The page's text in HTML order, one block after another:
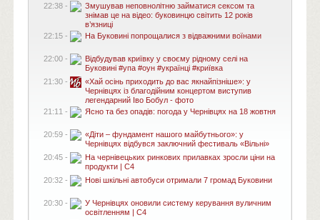
22:38 -
Змушував неповнолітню займатися сексом та
знімав це на відео: буковинцю світить 12 років
в’язниці
22:15 -
На Буковині попрощалися з відважними воїнами
22:00 -
Відбудував криївку у своєму рідному селі на
Буковині #упа #оун #українці #криївка
21:30 -
«Хай осінь приходить до вас якнайпізніше»: у
Чернівцях із благодійним концертом виступив
легендарний Іво Бобул - фото
21:11 -
Ясно та без опадів: погода у Чернівцях на 18 жовтня
20:59 -
«Діти – фундамент нашого майбутнього»: у
Чернівцях відбувся заключний фестиваль «Вільні»
20:45 -
На чернівецьких ринкових прилавках зросли ціни на
продукти | C4
20:32 -
Нові шкільні автобуси отримали 7 громад Буковини
20:30 -
У Чернівцях оновили систему керування вуличним
освітленням | C4